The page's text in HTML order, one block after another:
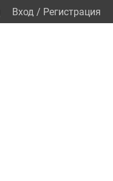
Вход / Регистрация